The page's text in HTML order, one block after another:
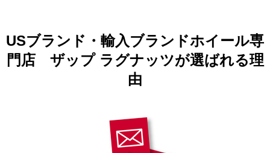
USブランド・輸入ブランドホイール専
門店 ザップ ラグナッツが選ばれる理
由